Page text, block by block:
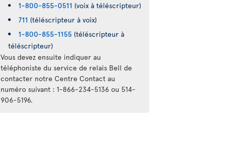
1-800-855-0511 (voix à téléscripteur)
711 (téléscripteur à voix)
1-800-855-1155 (téléscripteur à
téléscripteur)
Vous devez ensuite indiquer au
téléphoniste du service de relais Bell de
contacter notre Centre Contact au
numéro suivant : 1-866-234-5136 ou 514-
906-5196.